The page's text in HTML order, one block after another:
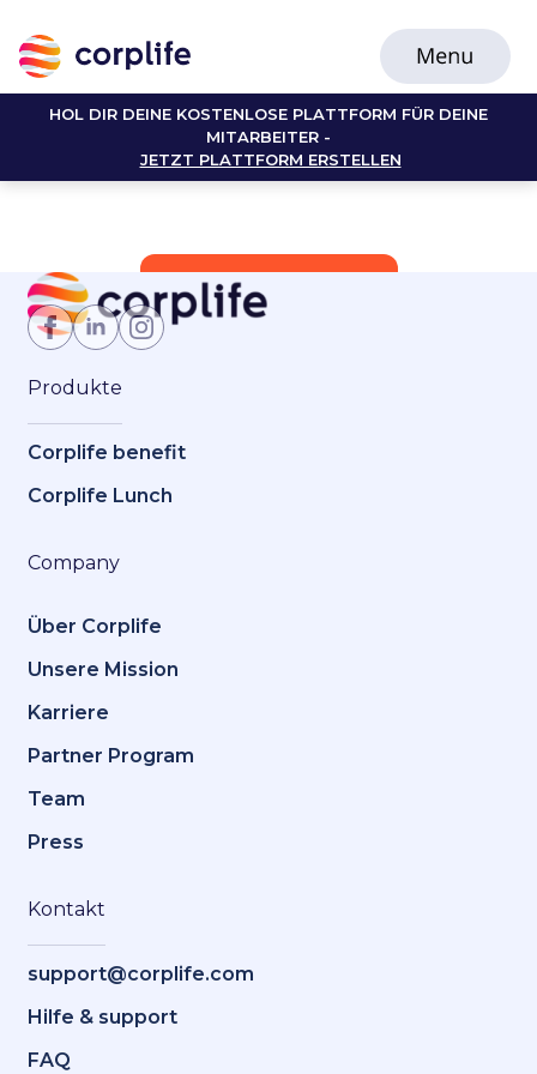
HOL DIR DEINE KOSTENLOSE PLATTFORM FÜR DEINE
MITARBEITER -
JETZT PLATTFORM ERSTELLEN
Jetzt Mitglied werden
Produkte
Corplife benefit
Corplife Lunch
Company
Über Corplife
Unsere Mission
Karriere
Partner Program
Team
Press
Kontakt
support@corplife.com
Hilfe & support
FAQ